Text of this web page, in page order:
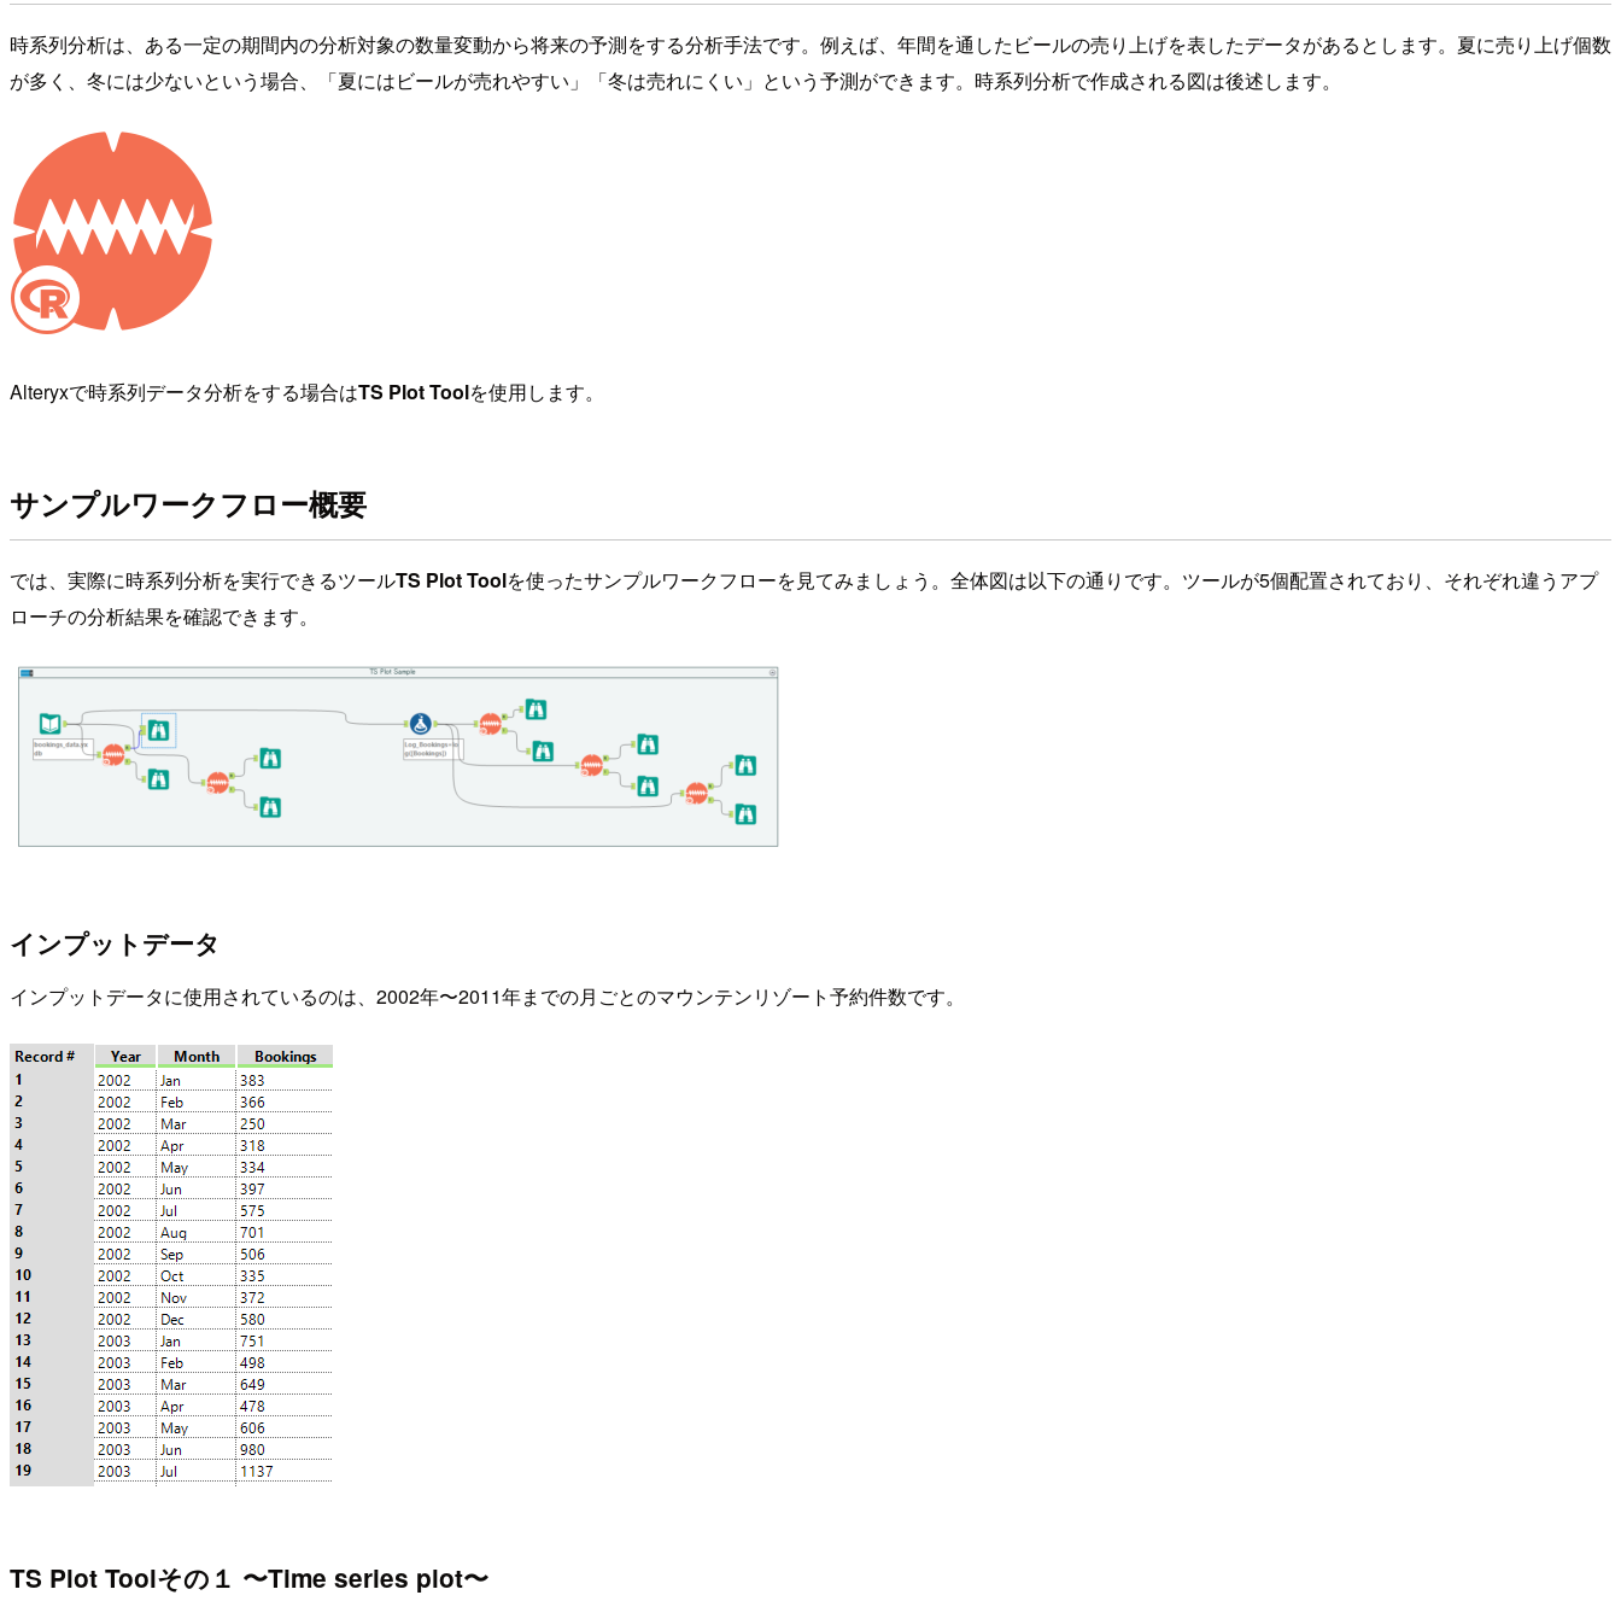
時系列分析は、ある一定の期間内の分析対象の数量変動から将来の予測をする分析手法です。例えば、年間を通したビールの売り上げを表したデータがあるとします。夏に売り上げ個数
が多く、冬には少ないという場合、「夏にはビールが売れやすい」「冬は売れにくい」という予測ができます。時系列分析で作成される図は後述します。
Alteryxで時系列データ分析をする場合はTS Plot Toolを使用します。
サンプルワークフロー概要
では、実際に時系列分析を実行できるツールTS Plot Toolを使ったサンプルワークフローを見てみましょう。全体図は以下の通りです。ツールが5個配置されており、それぞれ違うアプ
ローチの分析結果を確認できます。
インプットデータ
インプットデータに使用されているのは、2002年〜2011年までの月ごとのマウンテンリゾート予約件数です。
TS Plot Toolその１ 〜Time series plot〜